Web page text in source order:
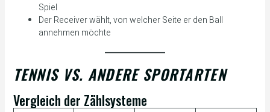
Spiel
Der Receiver wählt, von welcher Seite er den Ball
annehmen möchte
TENNIS VS. ANDERE SPORTARTEN
Vergleich der Zählsysteme